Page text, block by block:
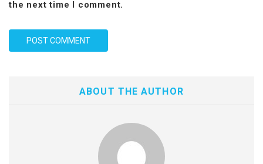
the next time I comment.
ABOUT THE AUTHOR